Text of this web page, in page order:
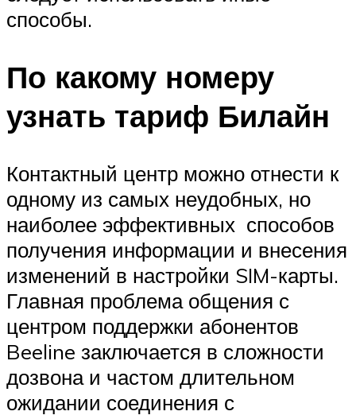
способы.
По какому номеру
узнать тариф Билайн
Контактный центр можно отнести к
одному из самых неудобных, но
наиболее эффективных способов
получения информации и внесения
изменений в настройки SIM-карты.
Главная проблема общения с
центром поддержки абонентов
Beeline заключается в сложности
дозвона и частом длительном
ожидании соединения с